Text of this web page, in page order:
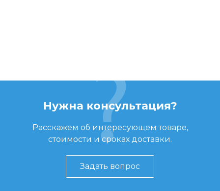
Нужна консультация?
Расскажем об интересующем товаре,
стоимости и сроках доставки.
Задать вопрос